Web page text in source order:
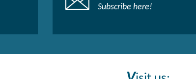
Subscribe here!​